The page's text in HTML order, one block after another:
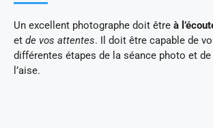
Un excellent photographe doit être à
et de vos attentes. Il doit être capable de
différentes étapes de la séance photo et
l’aise.